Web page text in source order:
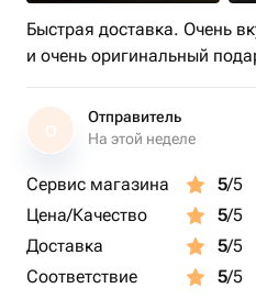
Быстрая доставка. Очень
и очень оригинальный
О
Отправитель
На этой неделе
Сервис магазина 5/5
Цена/Качество
5/5
Доставка
5/5
Соответствие
5/5